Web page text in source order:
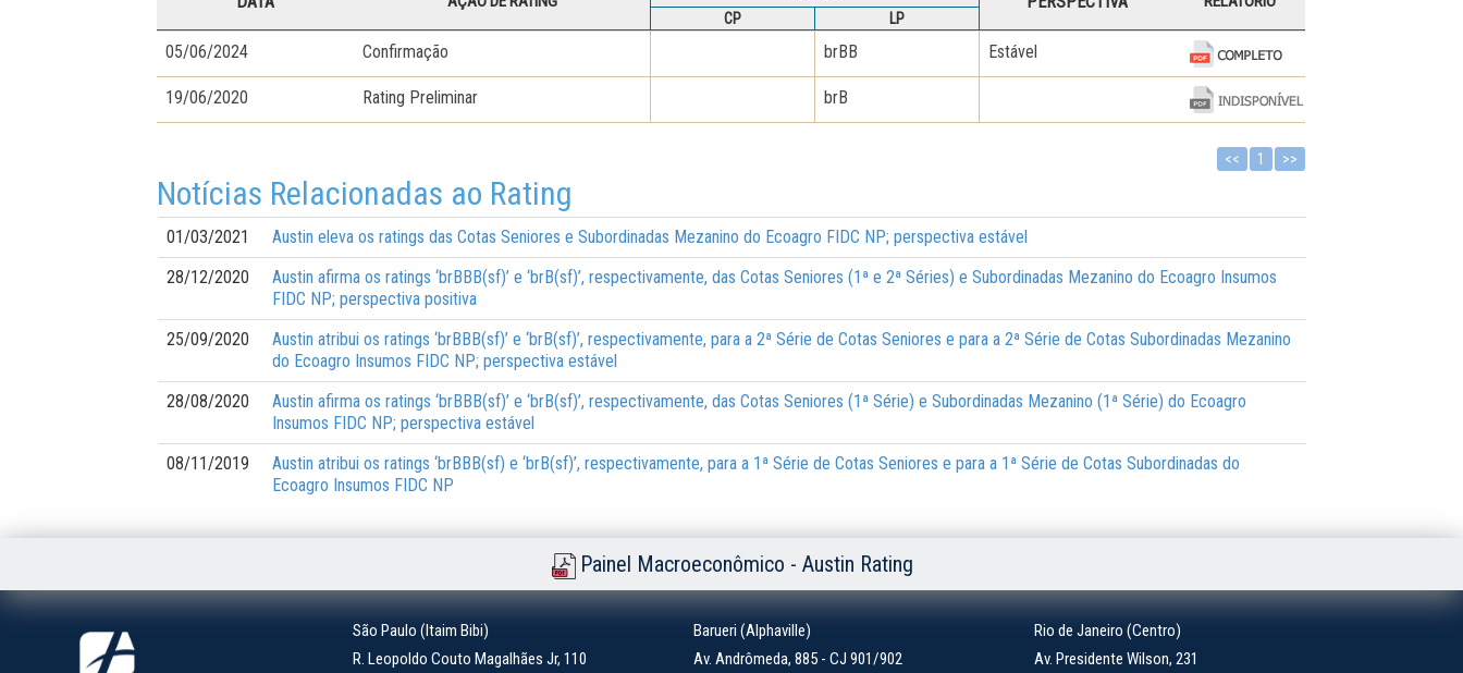
CP LP
05/06/2024 Confirmação brBB Estável
19/06/2020 Rating Preliminar brB
<< 1 >>
Notícias Relacionadas ao Rating
01/03/2021
Austin eleva os ratings das Cotas Seniores e Subordinadas Mezanino do Ecoagro FIDC NP; perspectiva estável
28/12/2020
Austin afirma os ratings ‘brBBB(sf)’ e ‘brB(sf)’, respectivamente, das Cotas Seniores (1ª e 2ª Séries) e Subordinadas Mezanino do Ecoagro Insumos
FIDC NP; perspectiva positiva
25/09/2020
Austin atribui os ratings ‘brBBB(sf)’ e ‘brB(sf)’, respectivamente, para a 2ª Série de Cotas Seniores e para a 2ª Série de Cotas Subordinadas Mezanino
do Ecoagro Insumos FIDC NP; perspectiva estável
28/08/2020
Austin afirma os ratings ‘brBBB(sf)’ e ‘brB(sf)’, respectivamente, das Cotas Seniores (1ª Série) e Subordinadas Mezanino (1ª Série) do Ecoagro
Insumos FIDC NP; perspectiva estável
08/11/2019
Austin atribui os ratings ‘brBBB(sf) e ‘brB(sf)’, respectivamente, para a 1ª Série de Cotas Seniores e para a 1ª Série de Cotas Subordinadas do
Ecoagro Insumos FIDC NP
Painel Macroeconômico - Austin Rating
São Paulo (Itaim Bibi)
R. Leopoldo Couto Magalhães Jr, 110
Barueri (Alphaville)
Av. Andrômeda, 885 - CJ 901/902
Rio de Janeiro (Centro)
Av. Presidente Wilson, 231